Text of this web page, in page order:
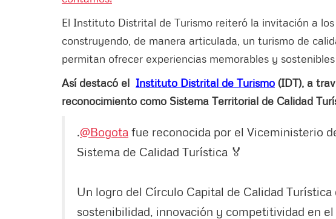
El Instituto Distrital de Turismo reiteró la invitación a
construyendo, de manera articulada, un turismo de
permitan ofrecer experiencias memorables y
Así destacó el Instituto Distrital de Turismo (IDT), a
reconocimiento como Sistema Territorial de Calidad
.@Bogota fue reconocida por el Viceministerio
Sistema de Calidad Turística 🏅
Un logro del Círculo Capital de Calidad Turística
sostenibilidad, innovación y competitividad en el